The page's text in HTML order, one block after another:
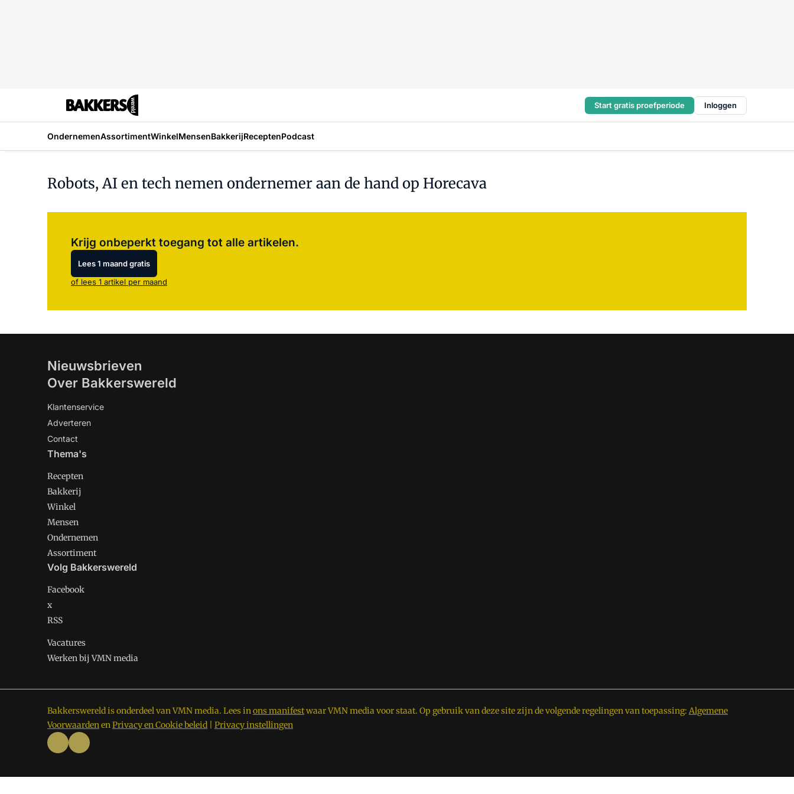
Start gratis proefperiode Inloggen
OndernemenAssortimentWinkelMensenBakkerijReceptenPodcast
Robots, AI en tech nemen ondernemer aan de hand op Horecava
Krijg onbeperkt toegang tot alle artikelen.
Lees 1 maand gratis
of lees 1 artikel per maand
Nieuwsbrieven
Over Bakkerswereld
Klantenservice
Adverteren
Contact
Thema's
Recepten
Bakkerij
Winkel
Mensen
Ondernemen
Assortiment
Volg Bakkerswereld
Facebook
x
RSS
Vacatures
Werken bij VMN media
Bakkerswereld is onderdeel van VMN media. Lees inons manifestwaar VMN media voor staat. Op gebruik van deze site zijn de volgende regelingen van toepassing: Algemene
VoorwaardenenPrivacy en Cookie beleid Privacy instellingen